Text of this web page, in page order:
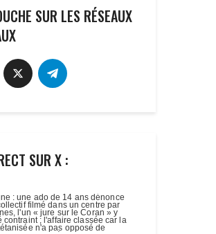
SUR LES RÉSEAUX
SUR X :